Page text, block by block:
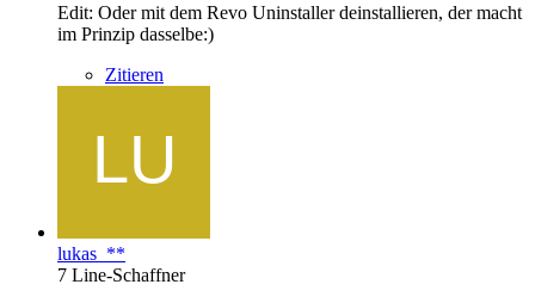
Edit: Oder mit dem Revo Uninstaller deinstallieren, der macht
im Prinzip dasselbe:)
Zitieren
lukas_**
7 Line-Schaffner